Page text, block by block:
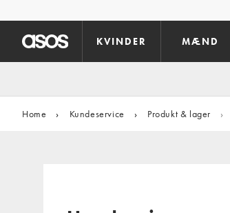
KVINDER MÆND
Home › Kundeservice › Produkt & lager ›